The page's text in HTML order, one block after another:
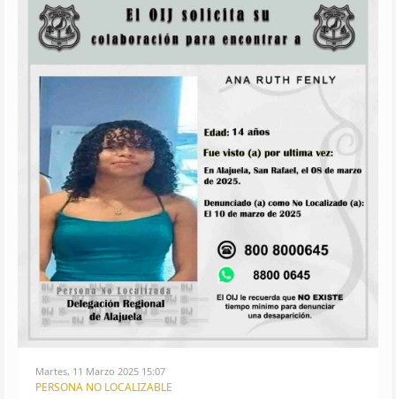
Martes, 11 Marzo 2025 15:07
PERSONA NO LOCALIZABLE